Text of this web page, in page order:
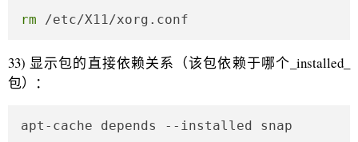
rm /etc/X11/xorg.conf
33) 显示包的直接依赖关系（该包依赖于哪个_installed_
包）：
apt-cache depends --installed snap